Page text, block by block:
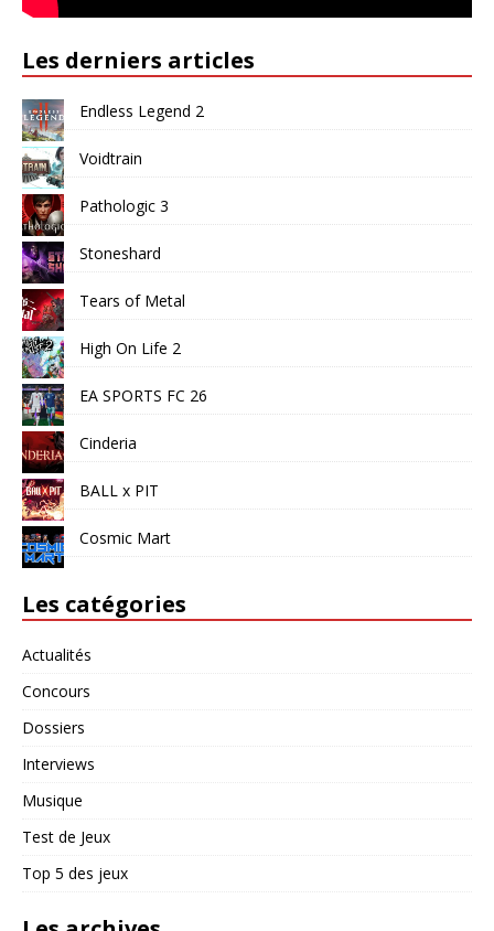
Les derniers articles
Endless Legend 2
Voidtrain
Pathologic 3
Stoneshard
Tears of Metal
High On Life 2
EA SPORTS FC 26
Cinderia
BALL x PIT
Cosmic Mart
Les catégories
Actualités
Concours
Dossiers
Interviews
Musique
Test de Jeux
Top 5 des jeux